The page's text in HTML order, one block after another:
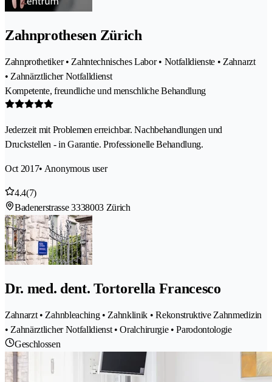
Zahnprothesen Zürich
Zahnprothetiker • Zahntechnisches Labor • Notfalldienste • Zahnarzt
• Zahnärztlicher Notfalldienst
Kompetente, freundliche und menschliche Behandlung
Jederzeit mit Problemen erreichbar. Nachbehandlungen und
Druckstellen - in Garantie. Professionelle Behandlung.
Oct 2017• Anonymous user
4.4(7)
Badenerstrasse 3338003 Zürich
Dr. med. dent. Tortorella Francesco
Zahnarzt • Zahnbleaching • Zahnklinik • Rekonstruktive Zahnmedizin
• Zahnärztlicher Notfalldienst • Oralchirurgie • Parodontologie
Geschlossen